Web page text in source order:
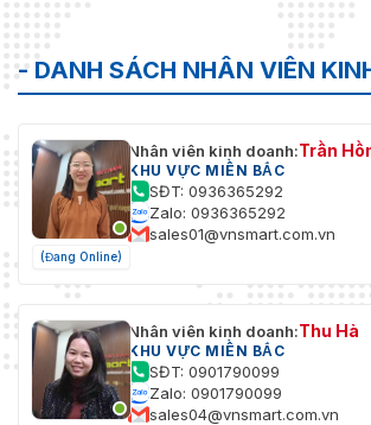
- DANH SÁCH NHÂN VIÊN
(Đang Online)
Nhân viên kinh doanh:Trần
KHU VỰC MIỀN BẮC
SĐT: 0936365292
Zalo: 0936365292
sales01@vnsmart.com.vn
Nhân viên kinh doanh:Thu Hà
KHU VỰC MIỀN BẮC
SĐT: 0901790099
Zalo: 0901790099
sales04@vnsmart.com.vn